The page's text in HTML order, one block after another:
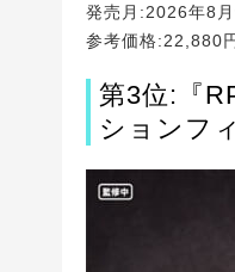
発売月:2026年8
参考価格:22,880
第3位:『
ションフ